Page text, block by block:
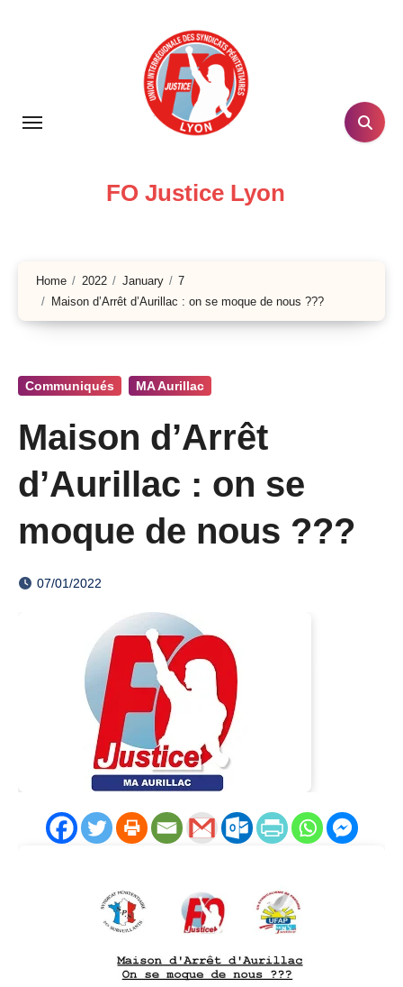
FO Justice Lyon
Home 2022 January
7
Maison d’Arrêt d’Aurillac : on se moque de nous ???
Communiqués MA Aurillac
Maison d’Arrêt
d’Aurillac : on se
moque de nous ???
07/01/2022